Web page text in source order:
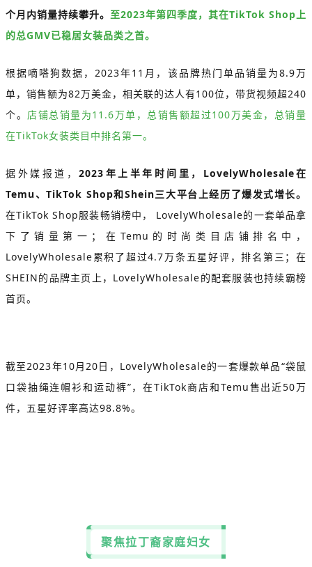
个月内销量持续攀升。 至2023年第四季度，其在TikTok Shop上
的总GMV已稳居女装品类之首。
根据嘀嗒狗数据，2023年11月，该品牌热门单品销量为8.9万
单，销售额为82万美金，相关联的达人有100位，带货视频超240
个。 店铺总销量为11.6万单，总销售额超过100万美金，总销量
在TikTok女装类目中排名第一。
据外媒报道， 2023年上半年时间里，LovelyWholesale在
Temu、TikTok Shop和Shein三大平台上经历了爆发式增长。
在TikTok Shop服装畅销榜中， LovelyWholesale的一套单品拿
下了销量第一；在Temu的时尚类目店铺排名中，
LovelyWholesale累积了超过4.7万条五星好评，排名第三；在
SHEIN的品牌主页上，LovelyWholesale的配套服装也持续霸榜
首页。
截至2023年10月20日，LovelyWholesale的一套爆款单品“袋鼠
口袋抽绳连帽衫和运动裤”，在TikTok商店和Temu售出近50万
件，五星好评率高达98.8%。
聚焦拉丁裔家庭妇女